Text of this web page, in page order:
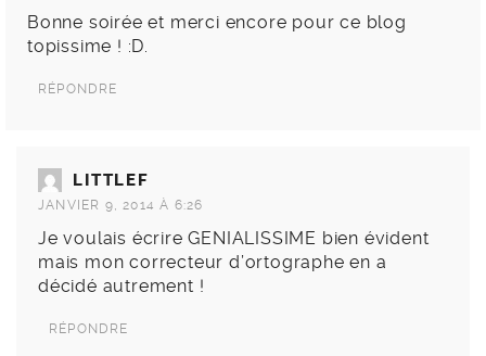
Bonne soirée et merci encore pour ce blog
topissime ! :D.
RÉPONDRE
LITTLEF
JANVIER 9, 2014 À 6:26
Je voulais écrire GENIALISSIME bien évident
mais mon correcteur d’ortographe en a
décidé autrement !
RÉPONDRE